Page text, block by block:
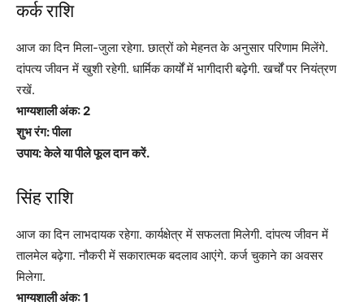
कर्क राशि
आज का दिन मिला-जुला रहेगा. छात्रों को मेहनत के अनुसार परिणाम मिलेंगे.
दांपत्य जीवन में खुशी रहेगी. धार्मिक कार्यों में भागीदारी बढ़ेगी. खर्चों पर नियंत्रण
रखें.
भाग्यशाली अंक: 2
शुभ रंग: पीला
उपाय: केले या पीले फूल दान करें.
सिंह राशि
आज का दिन लाभदायक रहेगा. कार्यक्षेत्र में सफलता मिलेगी. दांपत्य जीवन में
तालमेल बढ़ेगा. नौकरी में सकारात्मक बदलाव आएंगे. कर्ज चुकाने का अवसर
मिलेगा.
भाग्यशाली अंक: 1